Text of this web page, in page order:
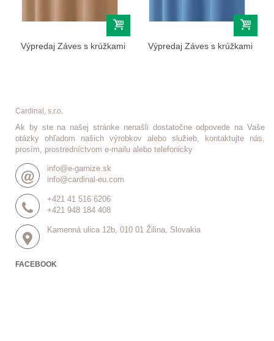
Výpredaj Záves s krúžkami
Výpredaj Záves s krúžkami
Cardinal, s.r.o.
Ak by ste na našej stránke nenašli dostatočne odpovede na Vaše
otázky ohľadom našich výrobkov alebo služieb, kontaktujte nás,
prosím, prostredníctvom e-mailu alebo telefonicky
info@e-garnize.sk
info@cardinal-eu.com
+421 41 516 6206
+421 948 184 408
Kamenná ulica 12b, 010 01 Žilina, Slovakia
FACEBOOK